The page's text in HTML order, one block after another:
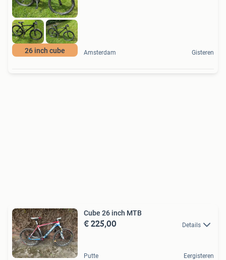
26 inch cube Amsterdam Gisteren
Cube 26 inch MTB
€ 225,00 Details
Putte Eergisteren